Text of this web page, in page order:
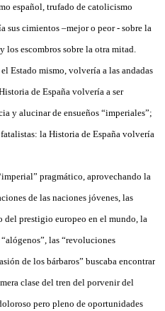
español, trufado de catolicismo
cimientos –mejor o peor - sobre la
escombros sobre la otra mitad.
Estado mismo, volvería a las andadas
de España volvería a ser
y alucinar de ensueños “imperiales”;
la Historia de España volvería
pragmático, aprovechando la
de las naciones jóvenes, las
del prestigio europeo en el mundo, la
las “revoluciones
de los bárbaros” buscaba encontrar
clase del tren del porvenir del
pero pleno de oportunidades